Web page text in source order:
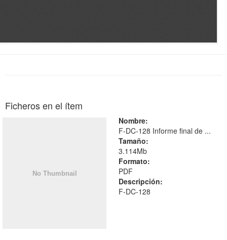
Ficheros en el ítem
Nombre:
F-DC-128 Informe final de ...
Tamaño:
3.114Mb
Formato:
PDF
Descripción:
F-DC-128